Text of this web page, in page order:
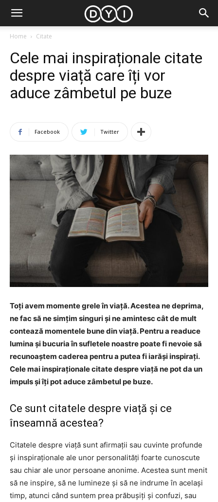
Home Citate
Cele mai inspiraționale citate
despre viață care îți vor
aduce zâmbetul pe buze
Facebook Twitter
Toți avem momente grele în viață. Acestea ne deprima,
ne fac să ne simțim singuri și ne amintesc cât de mult
contează momentele bune din viață. Pentru a readuce
lumina și bucuria în sufletele noastre poate fi nevoie să
recunoaștem caderea pentru a putea fi iarăși inspirați.
Cele mai inspiraționale citate despre viață ne pot da un
impuls și îți pot aduce zâmbetul pe buze.
Ce sunt citatele despre viață și ce
înseamnă acestea?
Citatele despre viață sunt afirmații sau cuvinte profunde
și inspiraționale ale unor personalități foarte cunoscute
sau chiar ale unor persoane anonime. Acestea sunt menit
să ne inspire, să ne lumineze și să ne indrume în același
timp, atunci când suntem prea prăbușiți și confuzi, sau